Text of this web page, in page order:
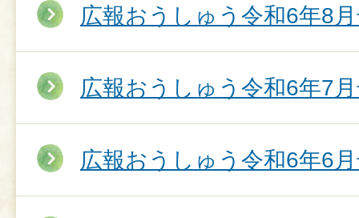
広報おうしゅう令和6年8
広報おうしゅう令和6年7
広報おうしゅう令和6年6